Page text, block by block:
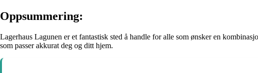
Oppsummering:
Lagerhaus Lagunen er et fantastisk sted å handle for alle som ønsker en
som passer akkurat deg og ditt hjem.